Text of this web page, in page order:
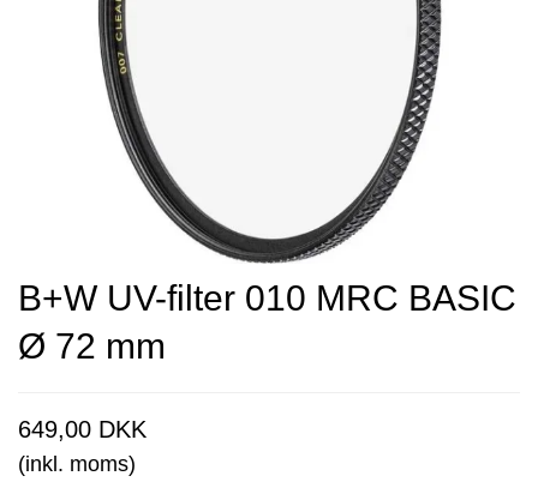
B+W UV-filter 010 MRC BASIC
Ø 72 mm
649,00 DKK
(inkl. moms)